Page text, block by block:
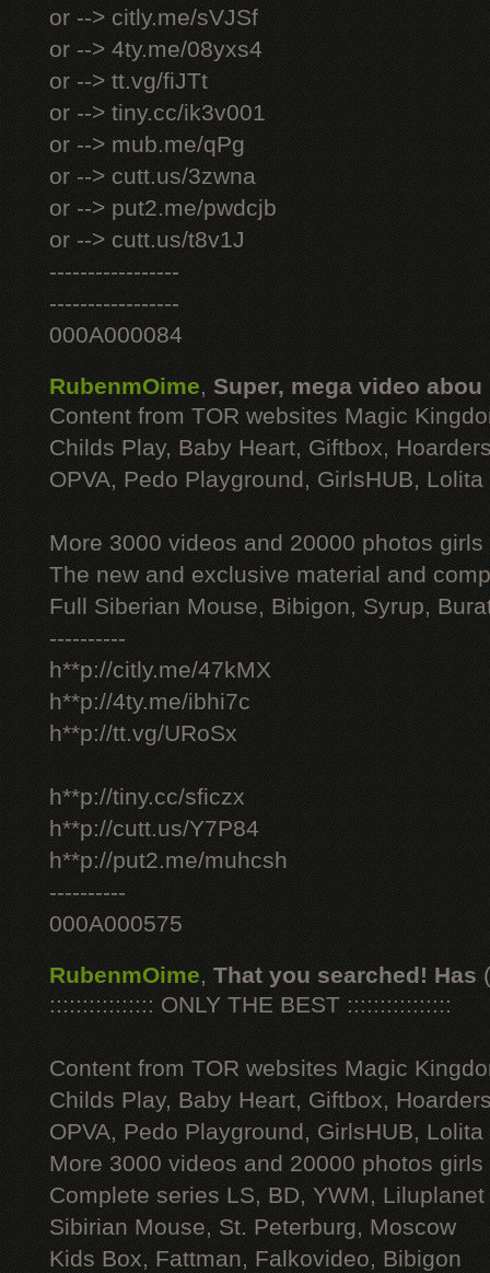
or --> citly.me/sVJSf
or --> 4ty.me/08yxs4
or --> tt.vg/fiJTt
or --> tiny.cc/ik3v001
or --> mub.me/qPg
or --> cutt.us/3zwna
or --> put2.me/pwdcjb
or --> cutt.us/t8v1J
-----------------
-----------------
000A000084
RubenmOime, Super, mega video abou
Content from TOR websites Magic
Childs Play, Baby Heart, Giftbox,
OPVA, Pedo Playground, GirlsHUB, Lolita
More 3000 videos and 20000 photos
The new and exclusive material and
Full Siberian Mouse, Bibigon, Syrup,
----------
h**p://citly.me/47kMX
h**p://4ty.me/ibhi7c
h**p://tt.vg/URoSx
h**p://tiny.cc/sficzx
h**p://cutt.us/Y7P84
h**p://put2.me/muhcsh
----------
000A000575
RubenmOime, That you searched! Has
:::::::::::::::: ONLY THE BEST ::::::::::::::::
Content from TOR websites Magic
Childs Play, Baby Heart, Giftbox,
OPVA, Pedo Playground, GirlsHUB, Lolita
More 3000 videos and 20000 photos
Complete series LS, BD, YWM, Liluplanet
Sibirian Mouse, St. Peterburg, Moscow
Kids Box, Fattman, Falkovideo, Bibigon